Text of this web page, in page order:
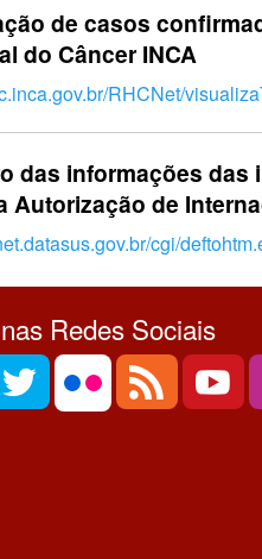
de casos
do Câncer INCA
RHCNet/
das informações
Autorização de
cgi/
Redes Sociais